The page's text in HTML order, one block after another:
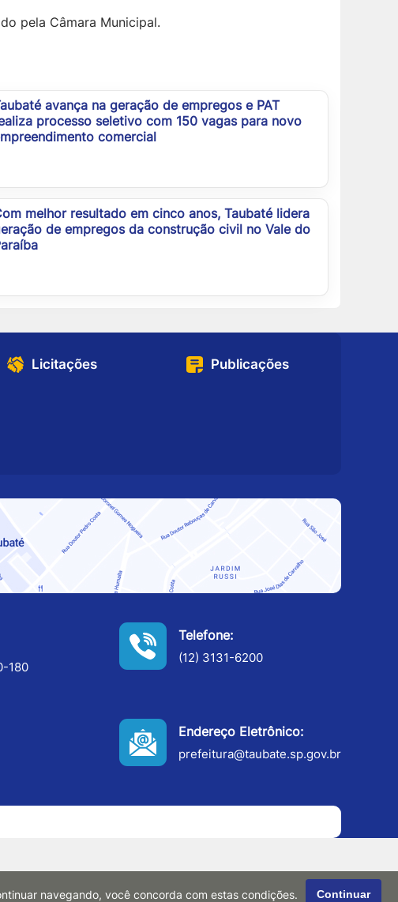
pela Câmara Municipal.
avança na geração de empregos e PAT
processo seletivo com 150 vagas para novo
comercial
melhor resultado em cinco anos, Taubaté lidera
de empregos da construção civil no Vale do
Licitações Publicações
180
Telefone:
(12) 3131-6200
Endereço Eletrônico:
prefeitura@taubate.sp.gov.br
navegando, você concorda com estas condições. Continuar